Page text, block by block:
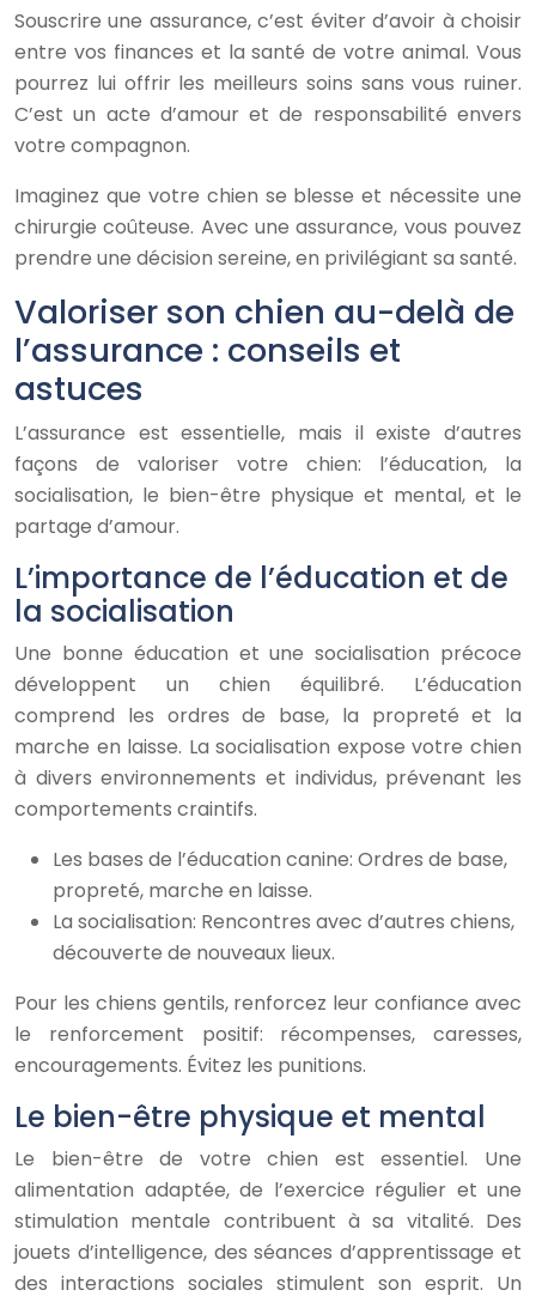
Souscrire une assurance, c’est éviter d’avoir à choisir
entre vos finances et la santé de votre animal. Vous
pourrez lui offrir les meilleurs soins sans vous ruiner.
C’est un acte d’amour et de responsabilité envers
votre compagnon.
Imaginez que votre chien se blesse et nécessite une
chirurgie coûteuse. Avec une assurance, vous pouvez
prendre une décision sereine, en privilégiant sa santé.
Valoriser son chien au-delà de
l’assurance : conseils et
astuces
L’assurance est essentielle, mais il existe d’autres
façons de valoriser votre chien: l’éducation, la
socialisation, le bien-être physique et mental, et le
partage d’amour.
L’importance de l’éducation et de
la socialisation
Une bonne éducation et une socialisation précoce
développent un chien équilibré. L’éducation
comprend les ordres de base, la propreté et la
marche en laisse. La socialisation expose votre chien
à divers environnements et individus, prévenant les
comportements craintifs.
Les bases de l’éducation canine: Ordres de base,
propreté, marche en laisse.
La socialisation: Rencontres avec d’autres chiens,
découverte de nouveaux lieux.
Pour les chiens gentils, renforcez leur confiance avec
le renforcement positif: récompenses, caresses,
encouragements. Évitez les punitions.
Le bien-être physique et mental
Le bien-être de votre chien est essentiel. Une
alimentation adaptée, de l’exercice régulier et une
stimulation mentale contribuent à sa vitalité. Des
jouets d’intelligence, des séances d’apprentissage et
des interactions sociales stimulent son esprit. Un